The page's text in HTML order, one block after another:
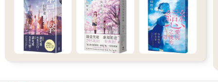
「友愛部」可怕之極，整座大樓一扇窗戶都沒有。溫斯頓從未進
去過，甚至從未涉足其方圓半公里之內。除非你有公務在身，否
則根本無法進到裡面。而即便你真有公務，要進去也得經過錯綜
複雜的鐵絲網、重重鋼門和機關槍暗堡。就連通往「友愛部」外
圍關卡的道路上，也有面目兇惡的警衛在巡邏，他們身穿黑色制
服，手持雙節警棍。